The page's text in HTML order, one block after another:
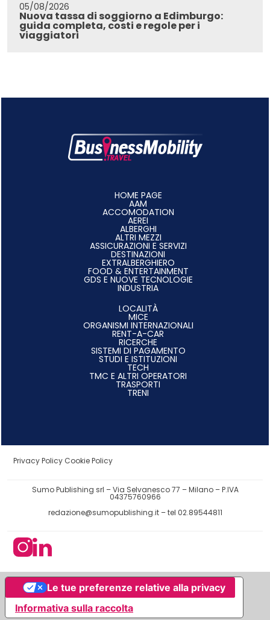
05/08/2026
Nuova tassa di soggiorno a Edimburgo:
guida completa, costi e regole per i
viaggiatori
HOME PAGE
AAM
ACCOMODATION
AEREI
ALBERGHI
ALTRI MEZZI
ASSICURAZIONI E SERVIZI
DESTINAZIONI
EXTRALBERGHIERO
FOOD & ENTERTAINMENT
GDS E NUOVE TECNOLOGIE
INDUSTRIA
LOCALITÀ
MICE
ORGANISMI INTERNAZIONALI
RENT-A-CAR
RICERCHE
SISTEMI DI PAGAMENTO
STUDI E ISTITUZIONI
TECH
TMC E ALTRI OPERATORI
TRASPORTI
TRENI
Privacy Policy Cookie Policy
Sumo Publishing srl – Via Selvanesco 77 – Milano – P.IVA
04375760966
redazione@sumopublishing.it– tel 02.89544811
Informativa sulla raccolta
Le tue preferenze relative alla privacy